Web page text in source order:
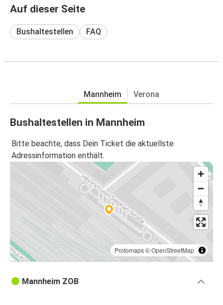
Auf dieser Seite
Bushaltestellen FAQ
Mannheim Verona
Bushaltestellen in Mannheim
Bitte beachte, dass Dein Ticket die aktuellste
Adressinformation enthält.
Protomaps©OpenStreetMap
Mannheim ZOB